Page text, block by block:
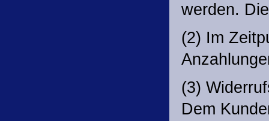
werden.
(2) Im
(3)
Dem